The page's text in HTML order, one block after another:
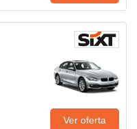
Ver oferta